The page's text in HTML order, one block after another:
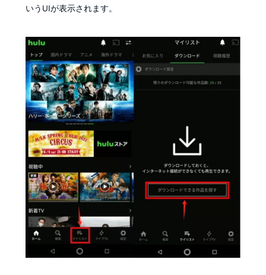
いうUIが表示されます。